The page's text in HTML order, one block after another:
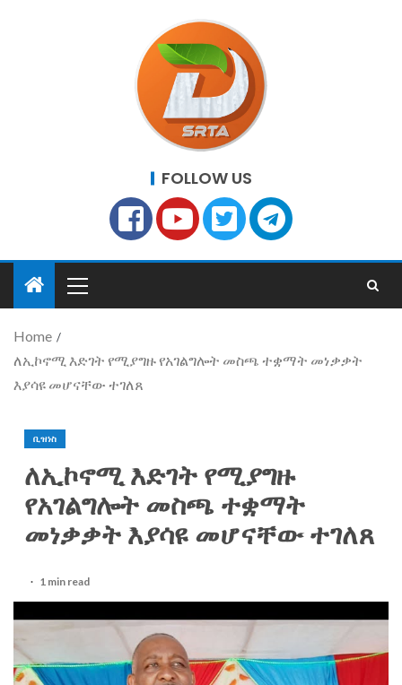
FOLLOW US
Home
ለኢኮኖሚ እድገት የሚያግዙ የአገልግሎት መስጫ ተቋማት መነቃቃት
እያሳዩ መሆናቸው ተገለጸ
ቢዝነስ
ለኢኮኖሚ እድገት የሚያግዙ
የአገልግሎት መስጫ ተቋማት
መነቃቃት እያሳዩ መሆናቸው ተገለጸ
1 min read